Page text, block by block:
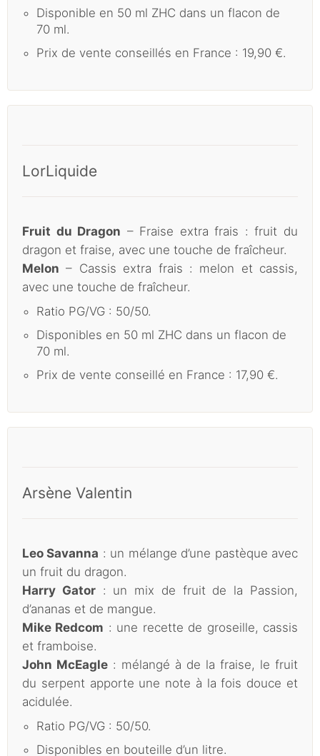
Disponible en 50 ml ZHC dans un flacon de
70 ml.
Prix de vente conseillés en France : 19,90 €.
LorLiquide
Fruit du Dragon – Fraise extra frais : fruit du
dragon et fraise, avec une touche de fraîcheur.
Melon – Cassis extra frais : melon et cassis,
avec une touche de fraîcheur.
Ratio PG/VG : 50/50.
Disponibles en 50 ml ZHC dans un flacon de
70 ml.
Prix de vente conseillé en France : 17,90 €.
Arsène Valentin
Leo Savanna : un mélange d’une pastèque avec
un fruit du dragon.
Harry Gator: un mix de fruit de la Passion,
d’ananas et de mangue.
Mike Redcom : une recette de groseille, cassis
et framboise.
John McEagle : mélangé à de la fraise, le fruit
du serpent apporte une note à la fois douce et
acidulée.
Ratio PG/VG : 50/50.
Disponibles en bouteille d’un litre.